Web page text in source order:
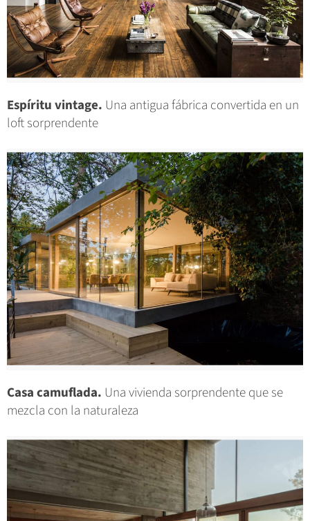
Espíritu vintage. Una antigua fábrica convertida en un
loft sorprendente
Casa camuflada. Una vivienda sorprendente que se
mezcla con la naturaleza